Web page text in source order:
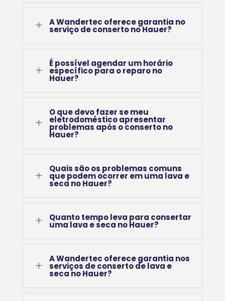
L A Wandertec oferece garantia no
serviço de conserto no Hauer?
L
É possível agendar um horário
específico para o reparo no
Hauer?
L
O que devo fazer se meu
eletrodoméstico apresentar
problemas após o conserto no
Hauer?
L
Quais são os problemas comuns
que podem ocorrer em uma lava e
seca no Hauer?
L Quanto tempo leva para consertar
uma lava e seca no Hauer?
L
A Wandertec oferece garantia nos
serviços de conserto de lava e
seca no Hauer?